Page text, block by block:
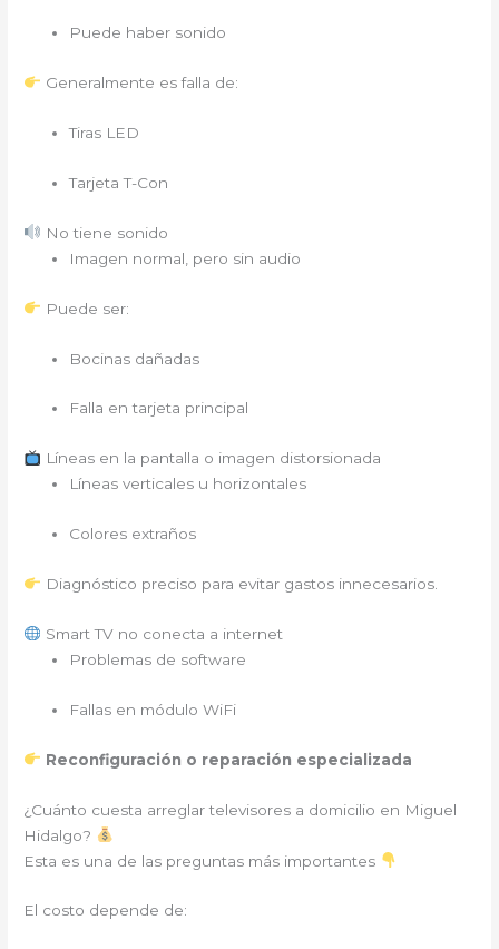
Puede haber sonido
Generalmente es falla de:
Tiras LED
Tarjeta T-Con
No tiene sonido
Imagen normal, pero sin audio
Puede ser:
Bocinas dañadas
Falla en tarjeta principal
Líneas en la pantalla o imagen distorsionada
Líneas verticales u horizontales
Colores extraños
Diagnóstico preciso para evitar gastos innecesarios.
Smart TV no conecta a internet
Problemas de software
Fallas en módulo WiFi
Reconfiguración o reparación especializada
¿Cuánto cuesta arreglar televisores a domicilio en Miguel
Hidalgo?
Esta es una de las preguntas más importantes
El costo depende de: